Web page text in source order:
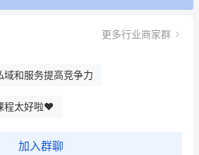
更多行业商家群
案例推荐大家看一下
微信、小红书同时经营了
域和服务提高竞争力
程太好啦❤️
加入群聊